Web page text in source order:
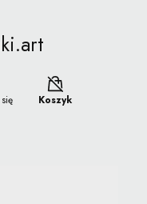
Koszyk wyłączony
Koszyk